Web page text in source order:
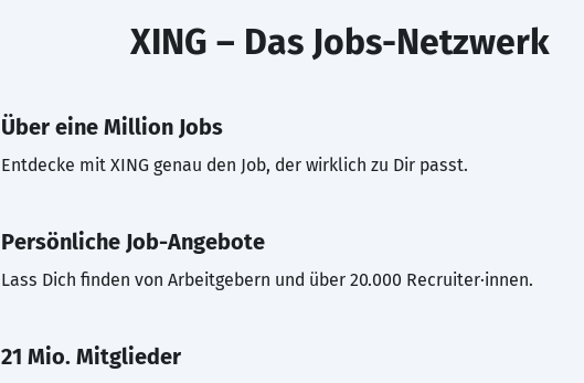
XING – Das Jobs-Netzwerk
Über eine Million Jobs
Entdecke mit XING genau den Job, der wirklich zu Dir passt.
Persönliche Job-Angebote
Lass Dich finden von Arbeitgebern und über 20.000 Recruiter·innen.
21 Mio. Mitglieder